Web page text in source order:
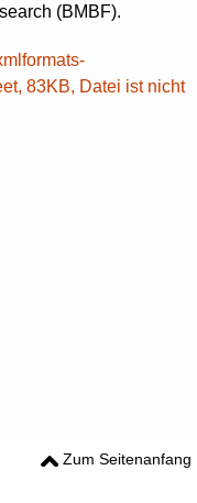
(BMBF).
83KB, Datei ist nicht
Zum Seitenanfang